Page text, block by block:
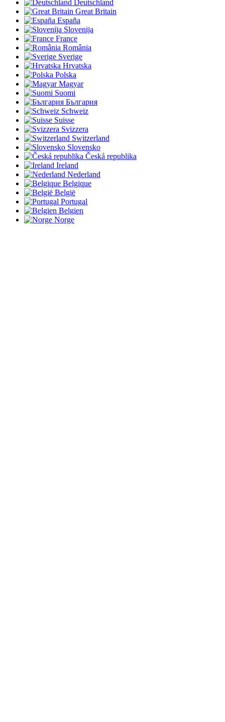
Deutschland
Great Britain
España
Slovenija
France
România
Sverige
Hrvatska
Polska
Magyar
Suomi
България
Schweiz
Suisse
Svizzera
Switzerland
Slovensko
Česká republika
Ireland
Nederland
Belgique
België
Portugal
Belgien
Norge